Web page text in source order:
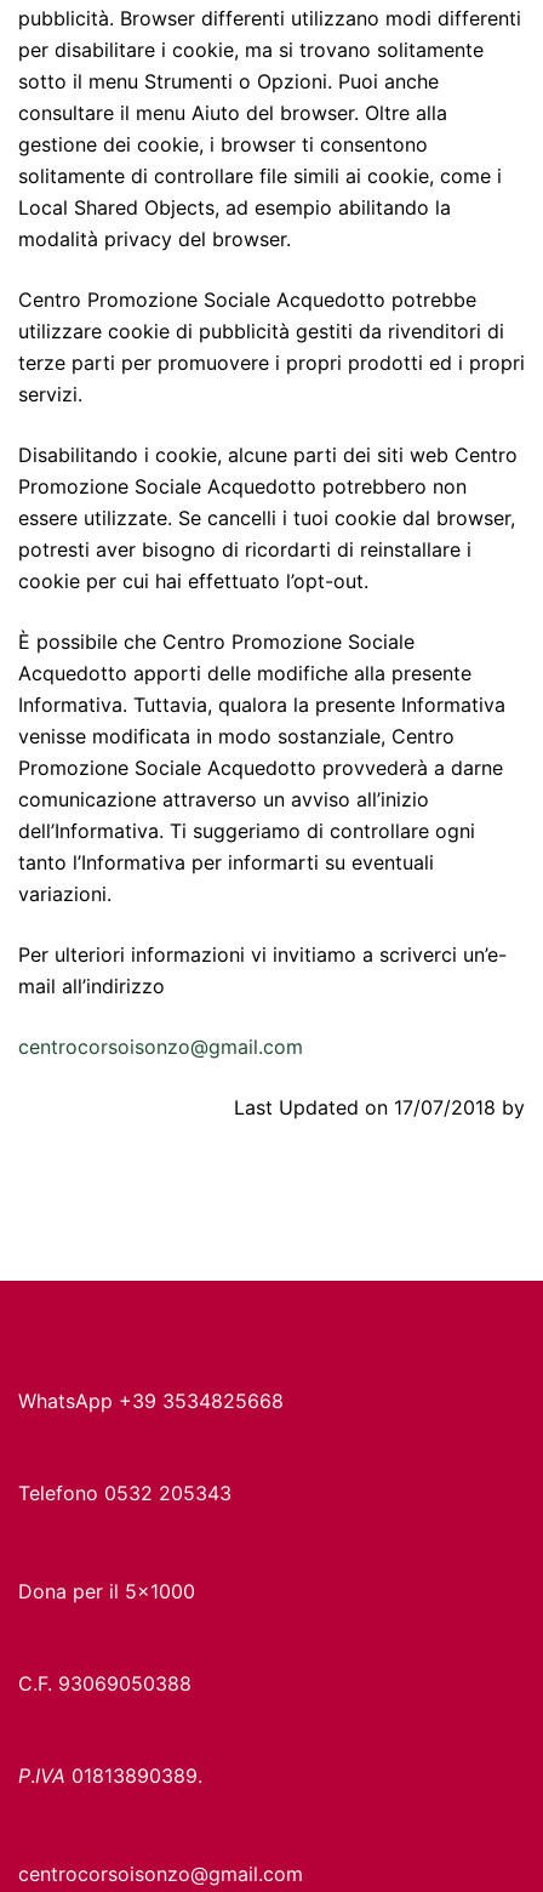
pubblicità. Browser differenti utilizzano modi differenti
per disabilitare i cookie, ma si trovano solitamente
sotto il menu Strumenti o Opzioni. Puoi anche
consultare il menu Aiuto del browser. Oltre alla
gestione dei cookie, i browser ti consentono
solitamente di controllare file simili ai cookie, come i
Local Shared Objects, ad esempio abilitando la
modalità privacy del browser.
Centro Promozione Sociale Acquedotto potrebbe
utilizzare cookie di pubblicità gestiti da rivenditori di
terze parti per promuovere i propri prodotti ed i propri
servizi.
Disabilitando i cookie, alcune parti dei siti web Centro
Promozione Sociale Acquedotto potrebbero non
essere utilizzate. Se cancelli i tuoi cookie dal browser,
potresti aver bisogno di ricordarti di reinstallare i
cookie per cui hai effettuato l’opt-out.
È possibile che Centro Promozione Sociale
Acquedotto apporti delle modifiche alla presente
Informativa. Tuttavia, qualora la presente Informativa
venisse modificata in modo sostanziale, Centro
Promozione Sociale Acquedotto provvederà a darne
comunicazione attraverso un avviso all’inizio
dell’Informativa. Ti suggeriamo di controllare ogni
tanto l’Informativa per informarti su eventuali
variazioni.
Per ulteriori informazioni vi invitiamo a scriverci un’e-
mail all’indirizzo
centrocorsoisonzo@gmail.com
Last Updated on 17/07/2018 by
WhatsApp +39 3534825668
Telefono 0532 205343
Dona per il 5x1000
C.F. 93069050388
P.IVA 01813890389.
centrocorsoisonzo@gmail.com